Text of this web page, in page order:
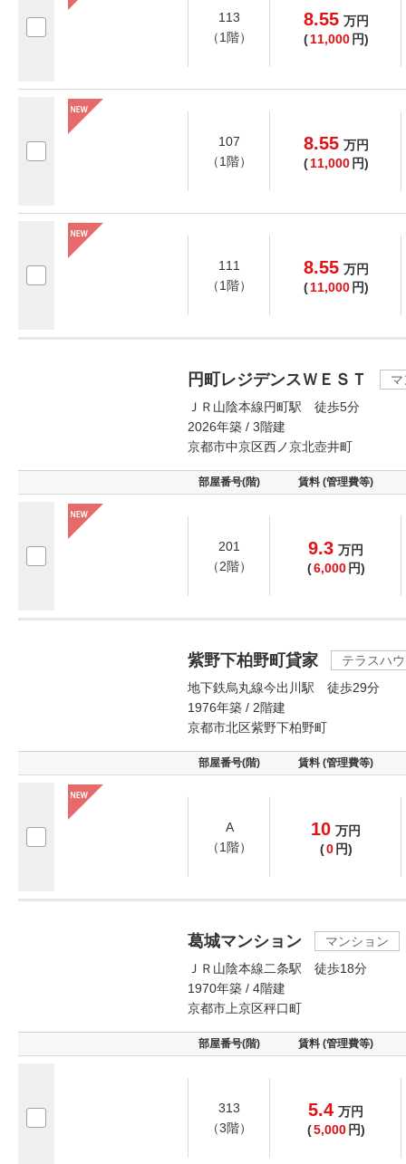
113
（1階）
8.55 万円
( 11,000 円)
107
（1階）
8.55 万円
( 11,000 円)
111
（1階）
8.55 万円
( 11,000 円)
円町レジデンスＷＥＳＴ
ＪＲ山陰本線円町駅 徒歩5分
2026年築 / 3階建
京都市中京区西ノ京北壺井町
部屋番号(階) 賃料 (管理費等)
201
（2階）
9.3 万円
(6,000 円)
紫野下柏野町貸家
テラスハ
地下鉄烏丸線今出川駅 徒歩29分
1976年築 / 2階建
京都市北区紫野下柏野町
部屋番号(階) 賃料 (管理費等)
A
（1階）
10 万円
(0 円)
葛城マンション
マンション
ＪＲ山陰本線二条駅 徒歩18分
1970年築 / 4階建
京都市上京区秤口町
部屋番号(階) 賃料 (管理費等)
313
（3階）
5.4 万円
(5,000 円)